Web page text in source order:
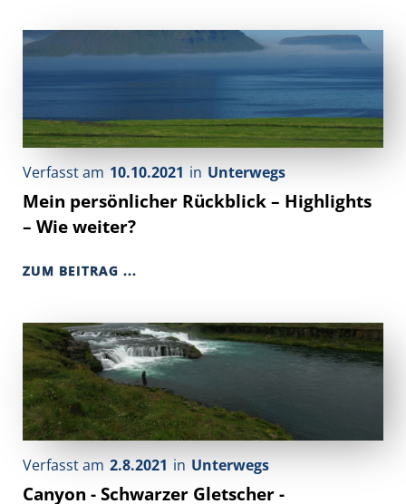
Verfasst am 10.10.2021 in Unterwegs
Mein persönlicher Rückblick – Highlights
– Wie weiter?
ZUM BEITRAG ...
Verfasst am 2.8.2021 in Unterwegs
Canyon - Schwarzer Gletscher -